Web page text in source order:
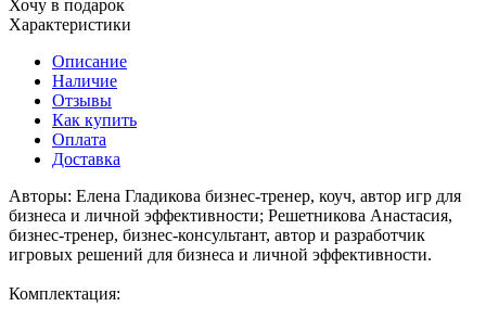
Хочу в подарок
Характеристики
Описание
Наличие
Отзывы
Как купить
Оплата
Доставка
Авторы: Елена Гладикова бизнес-тренер, коуч, автор игр для
бизнеса и личной эффективности; Решетникова Анастасия,
бизнес-тренер, бизнес-консультант, автор и разработчик
игровых решений для бизнеса и личной эффективности.
Комплектация: